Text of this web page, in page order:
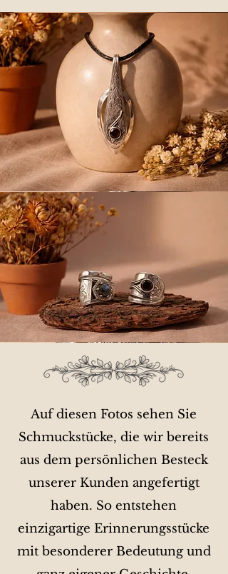
Auf diesen Fotos sehen Sie
Schmuckstücke, die wir bereits
aus dem persönlichen Besteck
unserer Kunden angefertigt
haben. So entstehen
einzigartige Erinnerungsstücke
mit besonderer Bedeutung und